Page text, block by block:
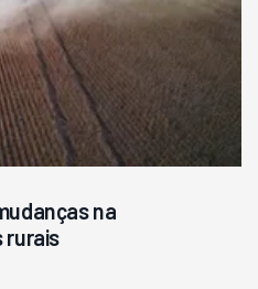
na
rurais